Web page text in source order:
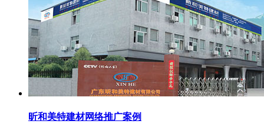
昕和美特建材网络推广案例